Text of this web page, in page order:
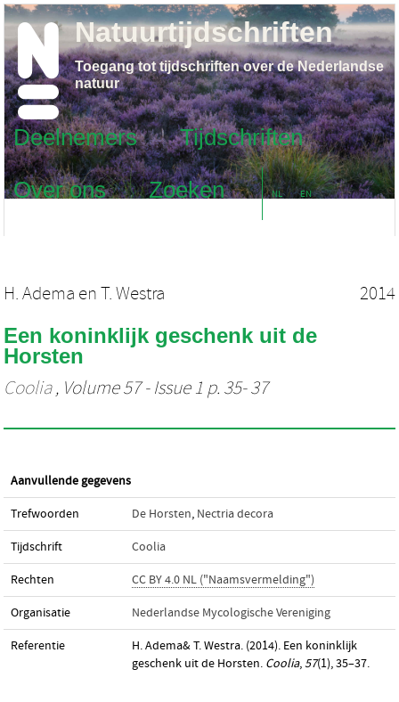
Deelnemers
Tijdschriften
Over ons
Zoeken NL EN
Natuurtijdschriften
Toegang tot tijdschriften over de Nederlandse
natuur
H. Adema en T. Westra 2014
Een koninklijk geschenk uit de
Horsten
Coolia, Volume 57 - Issue 1 p. 35- 37
Aanvullende gegevens
Trefwoorden De Horsten, Nectria decora
Tijdschrift Coolia
Rechten CC BY 4.0 NL ("Naamsvermelding")
Organisatie Nederlandse Mycologische Vereniging
Referentie
H. Adema& T. Westra. (2014). Een koninklijk
geschenk uit de Horsten. Coolia,57(1), 35–37.